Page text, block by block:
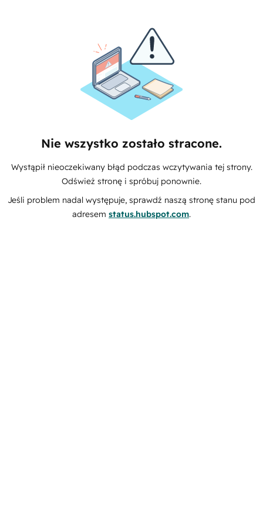
Nie wszystko zostało stracone.
Wystąpił nieoczekiwany błąd podczas wczytywania tej strony.
Odśwież stronę i spróbuj ponownie.
Jeśli problem nadal występuje, sprawdź naszą stronę stanu pod
adresem status.hubspot.com.